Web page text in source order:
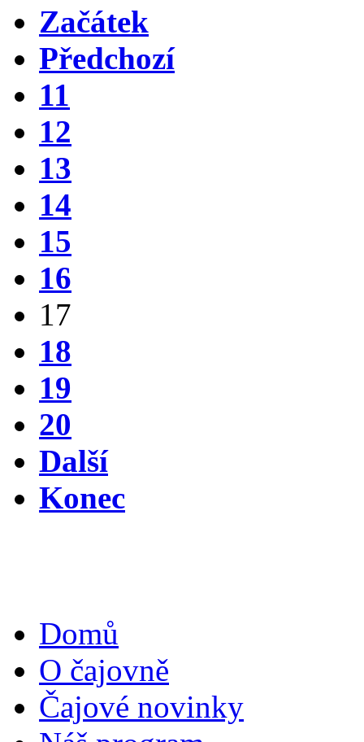
Začátek
Předchozí
11
12
13
14
15
16
17
18
19
20
Další
Konec
Domů
O čajovně
Čajové novinky